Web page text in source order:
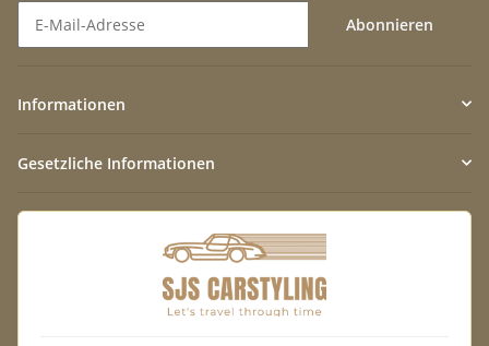
Abonnieren
Informationen
Gesetzliche Informationen